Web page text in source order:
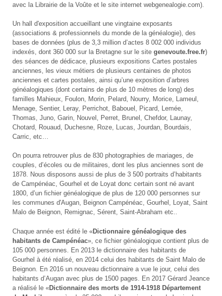
avec la Librairie de la Voûte et le site internet webgenealogie.com).
Un hall d'exposition accueillant une vingtaine exposants
(associations & professionnels du monde de la généalogie), des
bases de données (plus de 3,3 million d’actes 8 002 000 individus
indexés, dont 360 000 sur la Bretagne sur le site genevoute.free.fr)
des séances de dédicace, plusieurs expositions Cartes postales
anciennes, les vieux métiers de plusieurs centaines de photos
anciennes et cartes postales, ainsi qu’une exposition d’arbres
généalogiques (dont certains de plus de 10 mètres de long) des
familles Mahieux, Foulon, Morin, Pelard, Nourry, Morice, Lameul,
Menage, Sentier, Leray, Perrichot, Babouel, Picard, Lemée,
Thomas, Juno, Garin, Nouvel, Perret, Brunel, Chefdor, Launay,
Chotard, Rouaud, Duchesne, Roze, Lucas, Jourdan, Bourdais,
Carric, etc…
On pourra retrouver plus de 830 photographies de mariages, de
couples, d’écoles ou de militaires, dont les plus anciennes sont de
1878. Nous disposons aussi de plus de 3 500 portraits d’habitants
de Campénéac, Gourhel et de Loyat donc certain sont né avant
1800, d’un fichier généalogique de plus de 120 000 personnes sur
les communes d'Augan, Beignon Campénéac, Gourhel, Loyat, Saint
Malo de Beignon, Remignac, Sérent, Saint-Abraham etc..
Chaque année est édité le «Dictionnaire généalogique des
habitants de Campénéac», ce fichier généalogique contient plus de
105 000 personnes. En 2013 le dictionnaire des habitants de
Gourhel à été réalisé, en 2014 celui des habitants de Saint Malo de
Beignon. En 2016 un nouveau dictionnaire a vue le jour, celui des
habitants d’Augan avec plus de 1500 pages. En 2017 Gérard Jeance
a réalisé le «Dictionnaire des morts de 1914-1918 Département